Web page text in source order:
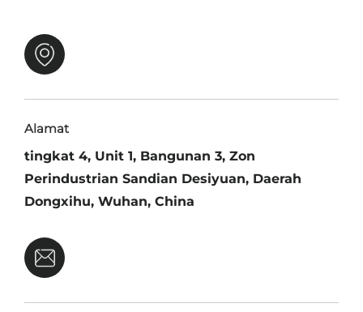
Alamat
tingkat 4, Unit 1, Bangunan 3, Zon
Perindustrian Sandian Desiyuan, Daerah
Dongxihu, Wuhan, China